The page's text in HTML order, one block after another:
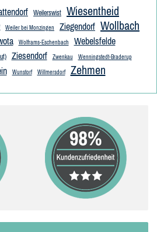
Weilerswist Wiesentheid
Weiler bei Monzingen Ziegendorf Wollbach
Wolframs-Eschenbach Webelsfelde
Ziesendorf Zwenkau Wenningstedt-Braderup
Wunstorf Willmersdorf Zehmen